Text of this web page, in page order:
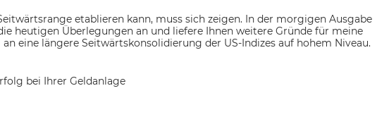
etablieren kann, muss sich zeigen. In der morgigen Ausgabe
heutigen Überlegungen an und liefere Ihnen weitere Gründe für meine
eine längere Seitwärtskonsolidierung der US-Indizes auf hohem Niveau.
bei Ihrer Geldanlage